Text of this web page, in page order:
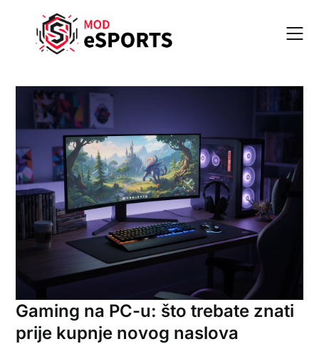
content
Gaming na PC-u: što trebate znati
prije kupnje novog naslova